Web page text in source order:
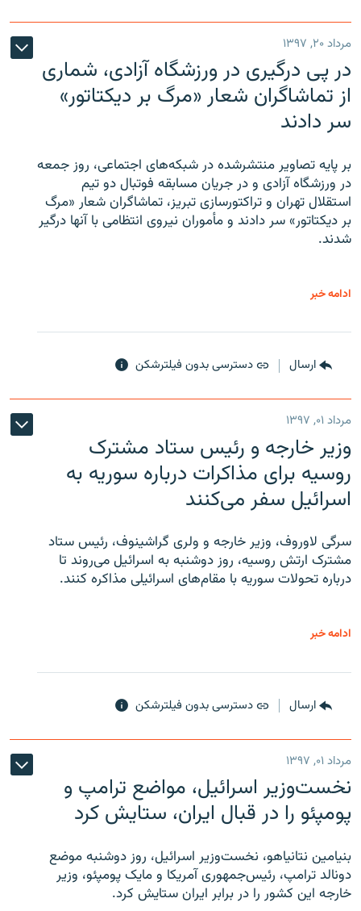
مرداد ۲۰, ۱۳۹۷
در پی درگیری در ورزشگاه آزادی، شماری
از تماشاگران شعار «مرگ بر دیکتاتور»
سر دادند
بر پایه تصاویر منتشرشده در شبکه‌های اجتماعی، روز جمعه
در ورزشگاه آزادی و در جریان مسابقه فوتبال دو تیم
استقلال تهران و تراکتورسازی تبریز، تماشاگران شعار «مرگ
بر دیکتاتور» سر دادند و مأموران نیروی انتظامی با آنها درگیر
شدند.
ادامه خبر
ارسال دسترسی بدون فیلترشکن
مرداد ۰۱, ۱۳۹۷
وزیر خارجه و رئیس‌ ستاد مشترک
روسیه برای مذاکرات درباره سوریه به
اسرائیل سفر می‌کنند
سرگی لاوروف، وزیر خارجه و ولری گراشینوف، رئیس ستاد
مشترک ارتش روسیه، روز دوشنبه به اسرائیل می‌روند تا
درباره تحولات سوریه با مقام‌های اسرائیلی مذاکره کنند.
ادامه خبر
ارسال دسترسی بدون فیلترشکن
مرداد ۰۱, ۱۳۹۷
نخست‌وزیر اسرائیل، مواضع ترامپ و
پومپئو را در قبال ایران، ستایش کرد
بنیامین نتانیاهو، نخست‌وزیر اسرائیل، روز دوشنبه موضع
دونالد ترامپ، رئیس‌جمهوری آمریکا و مایک پومپئو، وزیر
خارجه این کشور را در برابر ایران ستایش کرد.